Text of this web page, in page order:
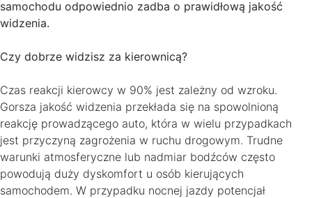
samochodu odpowiednio zadba o prawidłową jakość
widzenia.
Czy dobrze widzisz za kierownicą?
Czas reakcji kierowcy w 90% jest zależny od wzroku.
Gorsza jakość widzenia przekłada się na spowolnioną
reakcję prowadzącego auto, która w wielu przypadkach
jest przyczyną zagrożenia w ruchu drogowym. Trudne
warunki atmosferyczne lub nadmiar bodźców często
powodują duży dyskomfort u osób kierujących
samochodem. W przypadku nocnej jazdy potencjał